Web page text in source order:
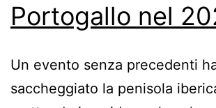
Portogallo nel
Un evento senza precedenti
saccheggiato la penisola